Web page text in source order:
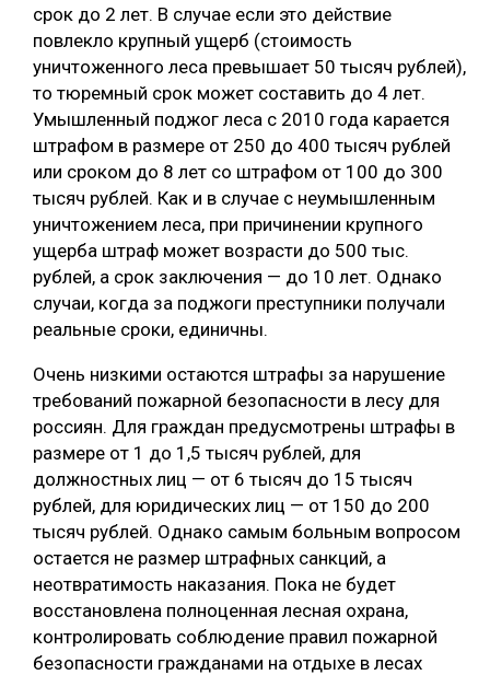
срок до 2 лет. В случае если это действие
повлекло крупный ущерб (стоимость
уничтоженного леса превышает 50 тысяч рублей),
то тюремный срок может составить до 4 лет.
Умышленный поджог леса с 2010 года карается
штрафом в размере от 250 до 400 тысяч рублей
или сроком до 8 лет со штрафом от 100 до 300
тысяч рублей. Как и в случае с неумышленным
уничтожением леса, при причинении крупного
ущерба штраф может возрасти до 500 тыс.
рублей, а срок заключения — до 10 лет. Однако
случаи, когда за поджоги преступники получали
реальные сроки, единичны.
Очень низкими остаются штрафы за нарушение
требований пожарной безопасности в лесу для
россиян. Для граждан предусмотрены штрафы в
размере от 1 до 1,5 тысяч рублей, для
должностных лиц — от 6 тысяч до 15 тысяч
рублей, для юридических лиц — от 150 до 200
тысяч рублей. Однако самым больным вопросом
остается не размер штрафных санкций, а
неотвратимость наказания. Пока не будет
восстановлена полноценная лесная охрана,
контролировать соблюдение правил пожарной
безопасности гражданами на отдыхе в лесах